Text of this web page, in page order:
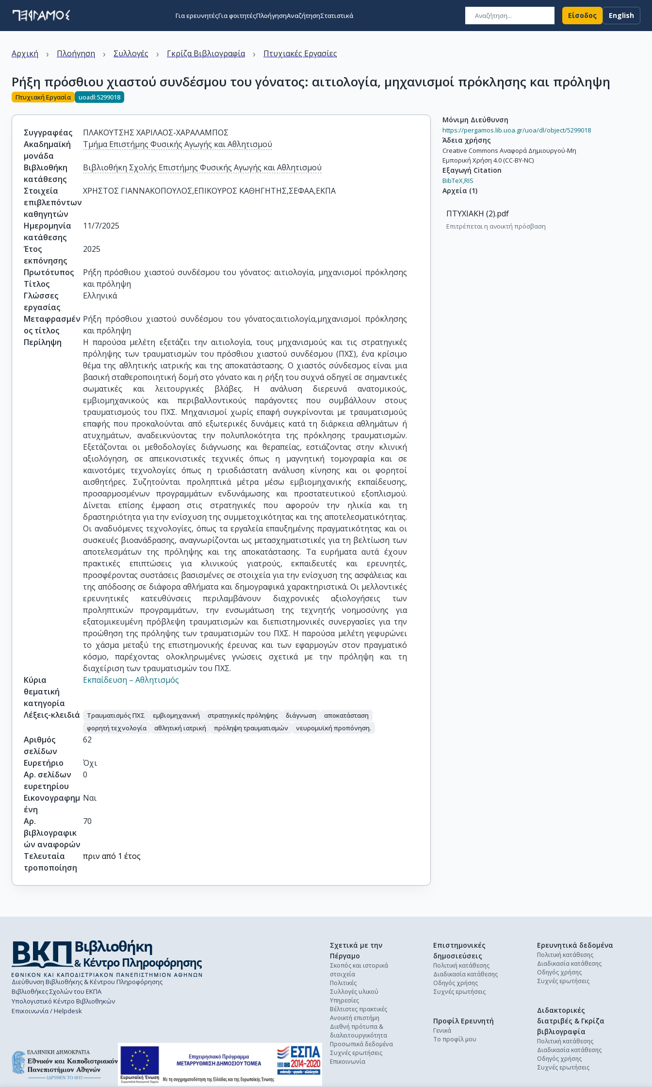
Για ερευνητέςΓια φοιτητέςΠλοήγησηΑναζήτησηΣτατιστικά Είσοδος English
Αρχική › Πλοήγηση › Συλλογές › Γκρίζα Βιβλιογραφία › Πτυχιακές Εργασίες
Ρήξη πρόσθιου χιαστού συνδέσμου του γόνατος: αιτιολογία, μηχανισμοί πρόκλησης και πρόληψη
Πτυχιακή Εργασία uoadl:5299018
Συγγραφέας
ΠΛΑΚΟΥΤΣΗΣ ΧΑΡΙΛΑΟΣ-ΧΑΡΑΛΑΜΠΟΣ
Ακαδημαϊκή
μονάδα
Τμήμα Επιστήμης Φυσικής Αγωγής και Αθλητισμού
Βιβλιοθήκη
κατάθεσης
Βιβλιοθήκη Σχολής Επιστήμης Φυσικής Αγωγής και Αθλητισμού
Στοιχεία
επιβλεπόντων
καθηγητών
XΡΗΣΤΟΣ ΓΙΑΝΝΑΚΟΠΟΥΛΟΣ,ΕΠΙΚΟΥΡΟΣ ΚΑΘΗΓΗΤΗΣ,ΣΕΦΑΑ,ΕΚΠΑ
Ημερομηνία
κατάθεσης
11/7/2025
Έτος
εκπόνησης
2025
Πρωτότυπος
Τίτλος
Ρήξη πρόσθιου χιαστού συνδέσμου του γόνατος: αιτιολογία, μηχανισμοί πρόκλησης
και πρόληψη
Γλώσσες
εργασίας
Ελληνικά
Μεταφρασμέν
ος τίτλος
Ρήξη πρόσθιου χιαστού συνδέσμου του γόνατος:αιτιολογία,μηχανισμοί πρόκλησης
και πρόληψη
Περίληψη
Η παρούσα μελέτη εξετάζει την αιτιολογία, τους μηχανισμούς και τις στρατηγικές
πρόληψης των τραυματισμών του πρόσθιου χιαστού συνδέσμου (ΠΧΣ), ένα κρίσιμο
θέμα της αθλητικής ιατρικής και της αποκατάστασης. Ο χιαστός σύνδεσμος είναι μια
βασική σταθεροποιητική δομή στο γόνατο και η ρήξη του συχνά οδηγεί σε σημαντικές
σωματικές και λειτουργικές βλάβες. Η ανάλυση διερευνά ανατομικούς,
εμβιομηχανικούς και περιβαλλοντικούς παράγοντες που συμβάλλουν στους
τραυματισμούς του ΠΧΣ. Μηχανισμοί χωρίς επαφή συγκρίνονται με τραυματισμούς
επαφής που προκαλούνται από εξωτερικές δυνάμεις κατά τη διάρκεια αθλημάτων ή
ατυχημάτων, αναδεικνύοντας την πολυπλοκότητα της πρόκλησης τραυματισμών.
Εξετάζονται οι μεθοδολογίες διάγνωσης και θεραπείας, εστιάζοντας στην κλινική
αξιολόγηση, σε απεικονιστικές τεχνικές όπως η μαγνητική τομογραφία και σε
καινοτόμες τεχνολογίες όπως η τρισδιάστατη ανάλυση κίνησης και οι φορητοί
αισθητήρες. Συζητούνται προληπτικά μέτρα μέσω εμβιομηχανικής εκπαίδευσης,
προσαρμοσμένων προγραμμάτων ενδυνάμωσης και προστατευτικού εξοπλισμού.
Δίνεται επίσης έμφαση στις στρατηγικές που αφορούν την ηλικία και τη
δραστηριότητα για την ενίσχυση της συμμετοχικότητας και της αποτελεσματικότητας.
Οι αναδυόμενες τεχνολογίες, όπως τα εργαλεία επαυξημένης πραγματικότητας και οι
συσκευές βιοανάδρασης, αναγνωρίζονται ως μετασχηματιστικές για τη βελτίωση των
αποτελεσμάτων της πρόληψης και της αποκατάστασης. Τα ευρήματα αυτά έχουν
πρακτικές επιπτώσεις για κλινικούς γιατρούς, εκπαιδευτές και ερευνητές,
προσφέροντας συστάσεις βασισμένες σε στοιχεία για την ενίσχυση της ασφάλειας και
της απόδοσης σε διάφορα αθλήματα και δημογραφικά χαρακτηριστικά. Οι μελλοντικές
ερευνητικές κατευθύνσεις περιλαμβάνουν διαχρονικές αξιολογήσεις των
προληπτικών προγραμμάτων, την ενσωμάτωση της τεχνητής νοημοσύνης για
εξατομικευμένη πρόβλεψη τραυματισμών και διεπιστημονικές συνεργασίες για την
προώθηση της πρόληψης των τραυματισμών του ΠΧΣ. Η παρούσα μελέτη γεφυρώνει
το χάσμα μεταξύ της επιστημονικής έρευνας και των εφαρμογών στον πραγματικό
κόσμο, παρέχοντας ολοκληρωμένες γνώσεις σχετικά με την πρόληψη και τη
διαχείριση των τραυματισμών του ΠΧΣ.
Κύρια
θεματική
κατηγορία
Εκπαίδευση – Αθλητισμός
Λέξεις-κλειδιά Τραυματισμός ΠΧΣ εμβιομηχανική στρατηγικές πρόληψης διάγνωση
αποκατάσταση
φορητή τεχνολογία
αθλητική ιατρική πρόληψη τραυματισμών νευρομυϊκή προπόνηση.
Αριθμός
σελίδων
62
Ευρετήριο
Όχι
Αρ. σελίδων
ευρετηρίου
0
Εικονογραφημ
ένη
Ναι
Αρ.
βιβλιογραφικ
ών αναφορών
70
Τελευταία
τροποποίηση
πριν από 1 έτος
Μόνιμη Διεύθυνση
https://pergamos.lib.uoa.gr/uoa/dl/object/5299018
Άδεια χρήσης
Creative Commons Αναφορά Δημιουργού-Μη
Εμπορική Χρήση 4.0 (CC-BY-NC)
Εξαγωγή Citation
BibTeX,RIS
Αρχεία (1)
ΠΤΥΧΙΑΚΗ (2).pdf
Επιτρέπεται η ανοικτή πρόσβαση
Διεύθυνση Βιβλιοθήκης & Κέντρου Πληροφόρησης
Βιβλιοθήκες Σχολών του ΕΚΠΑ
Υπολογιστικό Κέντρο Βιβλιοθηκών
Επικοινωνία / Helpdesk
Σχετικά με την
Πέργαμο
Σκοπός και ιστορικά
στοιχεία
Πολιτικές
Συλλογές υλικού
Υπηρεσίες
Βέλτιστες πρακτικές
Ανοικτή επιστήμη
Διεθνή πρότυπα &
διαλειτουργικότητα
Προσωπικά δεδομένα
Συχνές ερωτήσεις
Επικοινωνία
Επιστημονικές
δημοσιεύσεις
Πολιτική κατάθεσης
Διαδικασία κατάθεσης
Οδηγός χρήσης
Συχνές ερωτήσεις
Ερευνητικά δεδομένα
Πολιτική κατάθεσης
Διαδικασία κατάθεσης
Οδηγός χρήσης
Συχνές ερωτήσεις
Διδακτορικές
διατριβές & Γκρίζα
βιβλιογραφία
Πολιτική κατάθεσης
Διαδικασία κατάθεσης
Οδηγός χρήσης
Συχνές ερωτήσεις
Προφίλ Ερευνητή
Γενικά
Το προφίλ μου